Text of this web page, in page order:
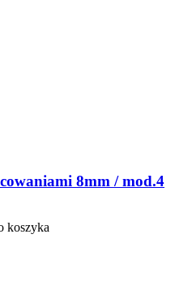
8mm / mod.4
koszyka